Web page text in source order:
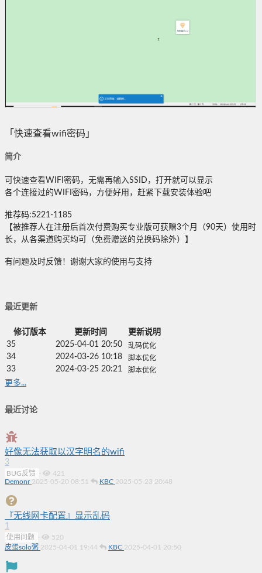
「快速查看wifi密码」
简介
可快速查看WIFI密码，无需再输入SSID，打开就可以显示
各个连接过的WIFI密码，方便好用，赶紧下载安装体验吧
推荐码:5221-1185
【被推荐人在注册后首次付费购买专业版可获赠3个月（90天）使用时
长，从各渠道购买均可（免费赠送的兑换码除外）】
有问题及时反馈！谢谢大家的使用与支持
最近更新
修订版本 更新时间
更新说明
35
2025-04-01 20:50 乱码优化
34 2024-03-26 10:18 脚本优化
33 2024-03-25 20:21 脚本优化
更多...
最近讨论
好像无法获取以汉字明名的wifi
3
BUG反馈 ·
421
Demonr 2025-05-20 08:51 KBC 2025-05-23 20:48
『无线网卡配置』显示乱码
1
使用问题 ·
520
皮蛋solo粥 2025-04-01 19:44 KBC 2025-04-01 20:50